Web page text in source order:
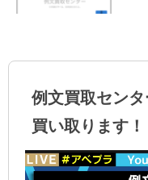
例文買取セン
買い取ります！